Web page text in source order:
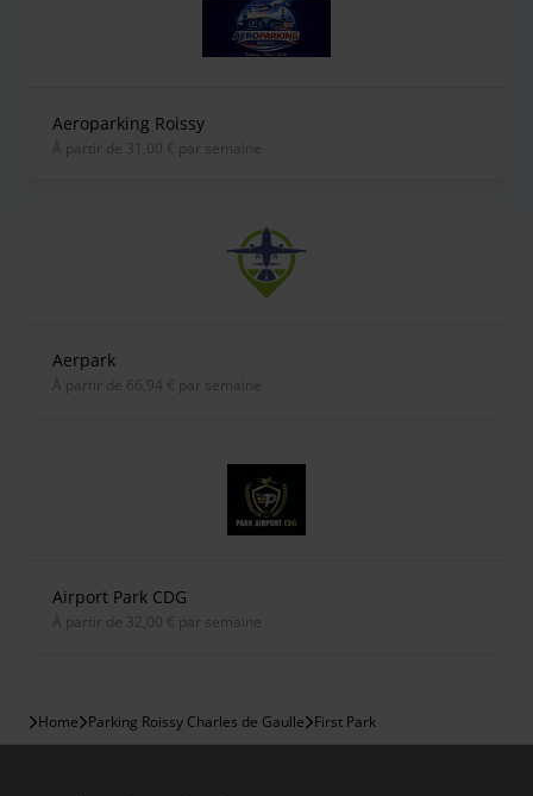
Aeroparking Roissy
À partir de 31,00 € par semaine
Aerpark
À partir de 66,94 € par semaine
Airport Park CDG
À partir de 32,00 € par semaine
Home Parking Roissy Charles de Gaulle First Park